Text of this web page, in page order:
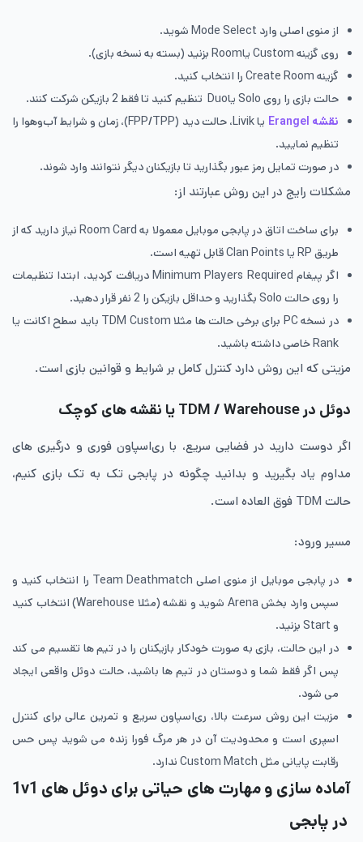
از منوی اصلی وارد Mode Select شوید.
روی گزینه‌ Custom یاRoom بزنید (بسته به نسخه‌ بازی).
گزینه Create Room را انتخاب کنید.
حالت بازی را روی Solo یاDuo تنظیم کنید تا فقط 2 بازیکن شرکت کنند.
نقشه Erangel
یا Livik، حالت دید (FPP/TPP)، زمان و شرایط آب‌وهوا را
تنظیم نمایید.
در صورت تمایل رمز عبور بگذارید تا بازیکنان دیگر نتوانند وارد شوند.
مشکلات رایج در این روش عبارتند از:
برای ساخت اتاق در پابجی موبایل معمولا به Room Card نیاز دارید که از
طریق RP یا Clan Points قابل تهیه است.
اگر پیغام Minimum Players Required دریافت کردید، ابتدا تنظیمات
را روی حالت Solo بگذارید و حداقل بازیکن را 2 نفر قرار دهید.
در نسخه‌ PC برای برخی حالت ها مثلا TDM Custom باید سطح اکانت یا
Rank خاصی داشته باشید.
مزیتی که این روش دارد کنترل کامل بر شرایط و قوانین بازی است.
دوئل در TDM / Warehouse یا نقشه های کوچک
اگر دوست دارید در فضایی سریع، با ری‌اسپاون فوری و درگیری های
مداوم یاد بگیرید و بدانید چگونه در پابجی تک به تک بازی کنیم،
حالت TDM فوق العاده است.
مسیر ورود:
در پابجی موبایل از منوی اصلی Team Deathmatch را انتخاب کنید و
سپس وارد بخش Arena شوید و نقشه (مثلا Warehouse) انتخاب کنید
و Start بزنید.
در این حالت، بازی به صورت خودکار بازیکنان را در تیم ها تقسیم می کند
پس اگر فقط شما و دوستان در تیم ها باشید، حالت دوئل واقعی ایجاد
می شود.
مزیت این روش سرعت بالا، ری‌اسپاون سریع و تمرین عالی برای کنترل
اسپری است و محدودیت آن در هر مرگ فورا زنده می شوید پس حس
رقابت پایانی مثل Custom Match ندارد.
آماده سازی و مهارت های حیاتی برای دوئل های 1v1
در پابجی